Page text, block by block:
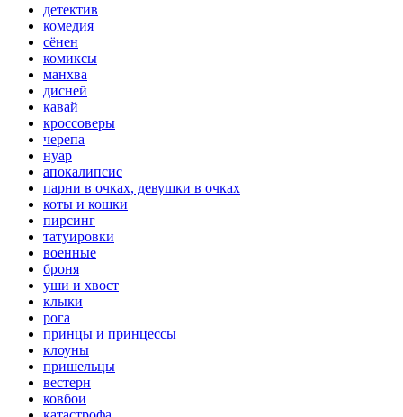
детектив
комедия
сёнен
комиксы
манхва
дисней
кавай
кроссоверы
черепа
нуар
апокалипсис
парни в очках, девушки в очках
коты и кошки
пирсинг
татуировки
военные
броня
уши и хвост
клыки
рога
принцы и принцессы
клоуны
пришельцы
вестерн
ковбои